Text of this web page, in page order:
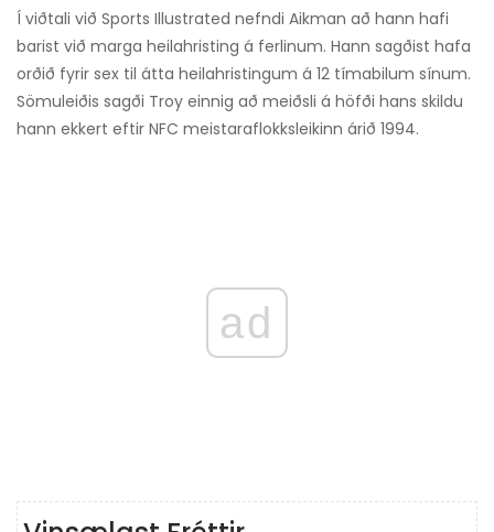
Í viðtali við Sports Illustrated nefndi Aikman að hann hafi
barist við marga heilahristing á ferlinum. Hann sagðist hafa
orðið fyrir sex til átta heilahristingum á 12 tímabilum sínum.
Sömuleiðis sagði Troy einnig að meiðsli á höfði hans skildu
hann ekkert eftir NFC meistaraflokksleikinn árið 1994.
ad